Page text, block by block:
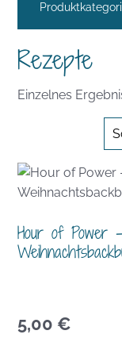
Rezepte
Einzelnes
Hour of Power –
5,00 €